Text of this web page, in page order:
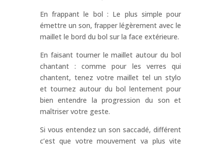
En frappant le bol : Le plus simple pour
émettre un son, frapper légèrement avec le
maillet le bord du bol sur la face extérieure.
En faisant tourner le maillet autour du bol
chantant : comme pour les verres qui
chantent, tenez votre maillet tel un stylo
et tournez autour du bol lentement pour
bien entendre la progression du son et
maîtriser votre geste.
Si vous entendez un son saccadé, différent
c’est que votre mouvement va plus vite